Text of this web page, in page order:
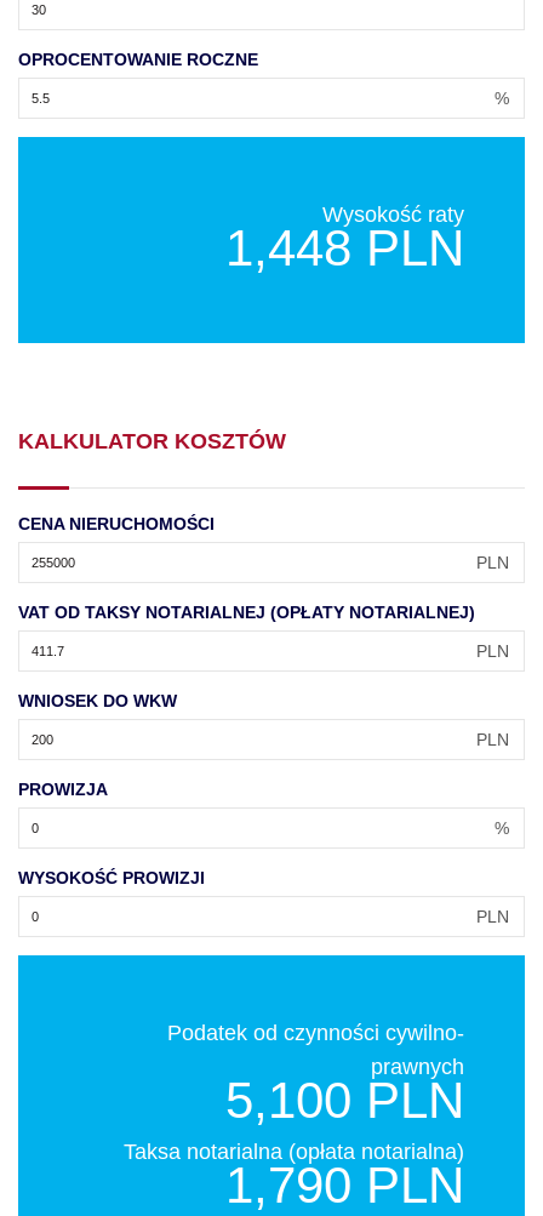
OPROCENTOWANIE ROCZNE
%
Wysokość raty
1,448 PLN
KALKULATOR KOSZTÓW
CENA NIERUCHOMOŚCI
PLN
VAT OD TAKSY NOTARIALNEJ (OPŁATY NOTARIALNEJ)
PLN
WNIOSEK DO WKW
PLN
PROWIZJA
%
WYSOKOŚĆ PROWIZJI
PLN
Podatek od czynności cywilno-
prawnych
5,100 PLN
Taksa notarialna (opłata notarialna)
1,790 PLN